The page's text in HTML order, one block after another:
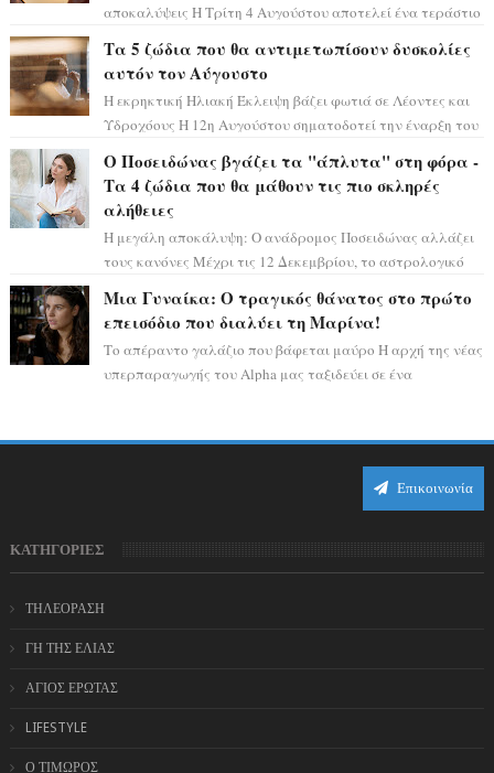
αποκαλύψεις Η Τρίτη 4 Αυγούστου αποτελεί ένα τεράστιο
Τα 5 ζώδια που θα αντιμετωπίσουν δυσκολίες
αυτόν τον Αύγουστο
Η εκρηκτική Ηλιακή Έκλειψη βάζει φωτιά σε Λέοντες και
Υδροχόους Η 12η Αυγούστου σηματοδοτεί την έναρξη του
Ο Ποσειδώνας βγάζει τα "άπλυτα" στη φόρα -
Τα 4 ζώδια που θα μάθουν τις πιο σκληρές
αλήθειες
Η μεγάλη αποκάλυψη: Ο ανάδρομος Ποσειδώνας αλλάζει
τους κανόνες Μέχρι τις 12 Δεκεμβρίου, το αστρολογικό
Μια Γυναίκα: Ο τραγικός θάνατος στο πρώτο
επεισόδιο που διαλύει τη Μαρίνα!
Το απέραντο γαλάζιο που βάφεται μαύρο Η αρχή της νέας
υπερπαραγωγής του Alpha μας ταξιδεύει σε ένα
Επικοινωνία
ΚΑΤΗΓΟΡΙΕΣ
ΤΗΛΕΟΡΑΣΗ
ΓΗ ΤΗΣ ΕΛΙΑΣ
ΑΓΙΟΣ ΕΡΩΤΑΣ
LIFESTYLE
Ο ΤΙΜΩΡΟΣ